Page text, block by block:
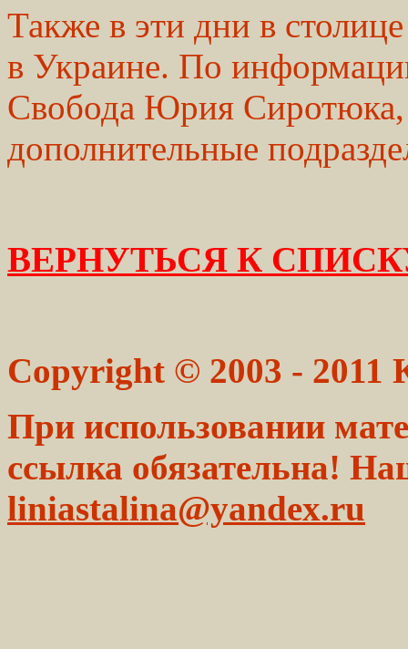
Также в эти дни в
в Украине. По
Свобода Юрия Сиротюка,
дополнительные
ВЕРНУТЬСЯ К
Copyright © 2003 - 2011
При использовании
ссылка обязательна!
liniastalina@yandex.ru